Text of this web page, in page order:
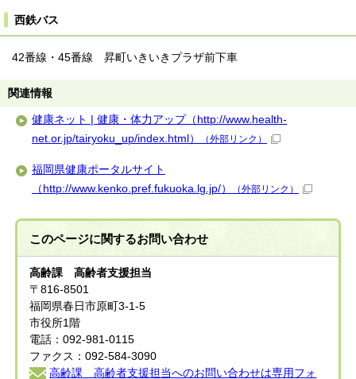
西鉄バス
42番線・45番線 昇町いきいきプラザ前下車
関連情報
健康ネット | 健康・体力アップ（http://www.health-
net.or.jp/tairyoku_up/index.html）
（外部リンク）
福岡県健康ポータルサイト
（http://www.kenko.pref.fukuoka.lg.jp/）
（外部リンク）
このページに関するお問い合わせ
高齢課 高齢者支援担当
〒816-8501
福岡県春日市原町3-1-5
市役所1階
電話：092-981-0115
ファクス：092-584-3090
高齢課 高齢者支援担当へのお問い合わせは専用フォ